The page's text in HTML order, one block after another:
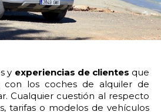
y experiencias de clientes que
con los coches de alquiler de
Cualquier cuestión al respecto
tarifas o modelos de vehículos
21:00 21:30
23:00 23:30